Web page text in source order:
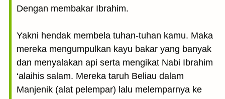
Dengan membakar Ibrahim.
Yakni hendak membela tuhan-tuhan kamu. Maka
mereka mengumpulkan kayu bakar yang banyak
dan menyalakan api serta mengikat Nabi Ibrahim
‘alaihis salam. Mereka taruh Beliau dalam
Manjenik (alat pelempar) lalu melemparnya ke